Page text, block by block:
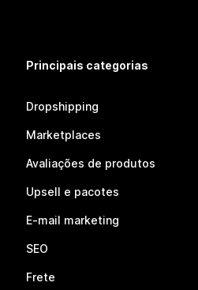
Principais categorias
Dropshipping
Marketplaces
Avaliações de produtos
Upsell e pacotes
E-mail marketing
SEO
Frete